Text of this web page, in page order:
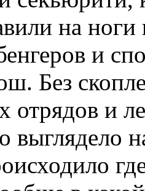
на
и
Без
отрядов и
выглядело